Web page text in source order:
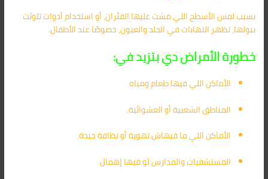
بسبب لمس الأسطح اللي مشت عليها الفئران، أو استخدام أدوات تلوثت
ببولها، تظهر التهابات في الجلد والعيون، خصوصًا عند الأطفال.
خطورة الأمراض دي بتزيد في:
الأماكن اللي فيها طعام ومياه.
المناطق الشعبية أو العشوائية.
الأماكن اللي ما فيهاش تهوية أو نظافة جيدة.
المستشفيات والمدارس لو فيها إهمال.